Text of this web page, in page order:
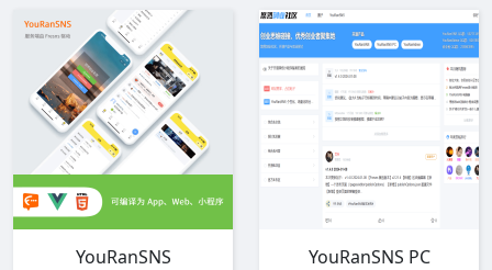
YouRanSNS YouRanSNS PC